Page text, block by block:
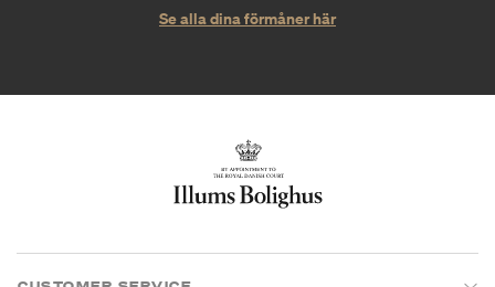
Se alla dina förmåner här